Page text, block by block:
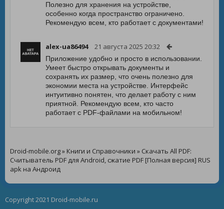
Полезно для хранения на устройстве,
особенно когда пространство ограничено.
Рекомендую всем, кто работает с документами!
alex-ua86494 21 августа 2025 20:32
Приложение удобно и просто в использовании.
Умеет быстро открывать документы и
сохранять их размер, что очень полезно для
экономии места на устройстве. Интерфейс
интуитивно понятен, что делает работу с ним
приятной. Рекомендую всем, кто часто
работает с PDF-файлами на мобильном!
Droid-mobile.org» Книги и Справочники » Скачать All PDF:
Считыватель PDF для Android, сжатие PDF [Полная версия] RUS
apk на Андроид
Copyright 2021 Droid-mobile.ru